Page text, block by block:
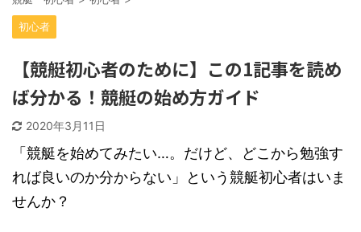
初心者
【競艇初心者のために】この1記事を読め
ば分かる！競艇の始め方ガイド
2020年3月11日
「競艇を始めてみたい…。だけど、どこから勉強す
れば良いのか分からない」という競艇初心者はいま
せんか？